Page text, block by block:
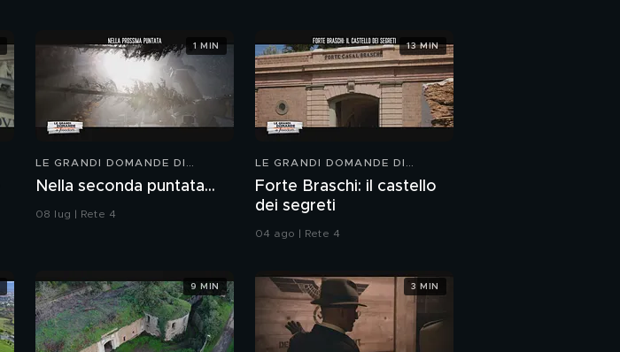
Le mura di Santa
Severa
Galilei
Il teatro anatomico
LE GRANDI DOMANDE DI
Nella seconda puntata...
08 lug | Rete 4
1 MIN
LE GRANDI DOMANDE DI
Forte Braschi: il castello
dei segreti
04 ago | Rete 4
13 MIN
9 MIN 3 MIN